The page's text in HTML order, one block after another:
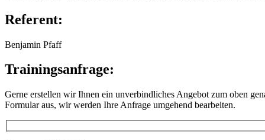
Referent:
Benjamin Pfaff
Trainingsanfrage:
Gerne erstellen wir Ihnen ein unverbindliches Angebot zum oben
Formular aus, wir werden Ihre Anfrage umgehend bearbeiten.